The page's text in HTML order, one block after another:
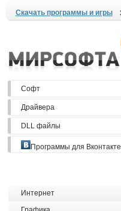
Скачать программы и игры
Софт
Драйвера
DLL файлы
Программы для Вконтакте
Интернет